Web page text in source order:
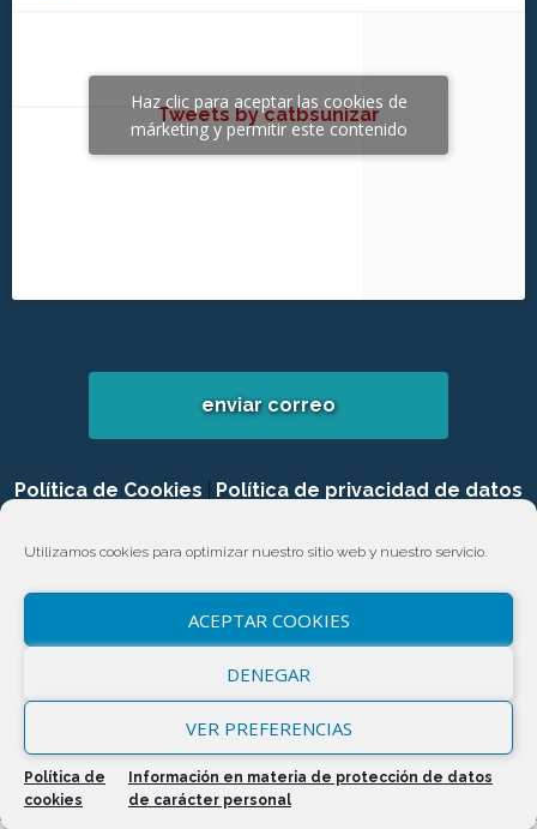
Utilizamos cookies para optimizar nuestro sitio web y nuestro servicio.
ACEPTAR COOKIES
DENEGAR
VER PREFERENCIAS
Política de
cookies
Información en materia de protección de datos
de carácter personal
Tweets by catbsunizar
Haz clic para aceptar las cookies de
márketing y permitir este contenido
enviar correo
Política de Cookies
Política de privacidad de datos